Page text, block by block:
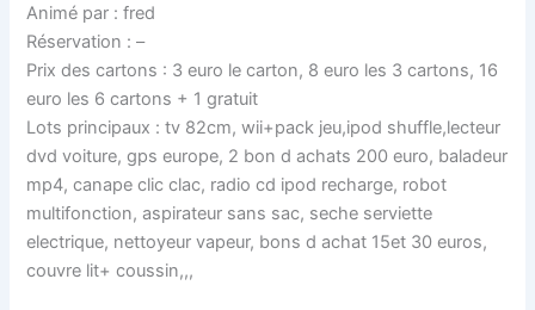
Animé par : fred
Réservation : –
Prix des cartons : 3 euro le carton, 8 euro les 3 cartons, 16
euro les 6 cartons + 1 gratuit
Lots principaux : tv 82cm, wii+pack jeu,ipod shuffle,lecteur
dvd voiture, gps europe, 2 bon d achats 200 euro, baladeur
mp4, canape clic clac, radio cd ipod recharge, robot
multifonction, aspirateur sans sac, seche serviette
electrique, nettoyeur vapeur, bons d achat 15et 30 euros,
couvre lit+ coussin,,,